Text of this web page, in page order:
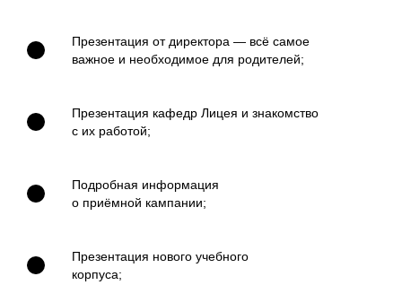
Презентация от директора — всё самое
важное и необходимое для родителей;
Презентация кафедр Лицея и знакомство
с их работой;
Подробная информация
о приёмной кампании;
Презентация нового учебного
корпуса;